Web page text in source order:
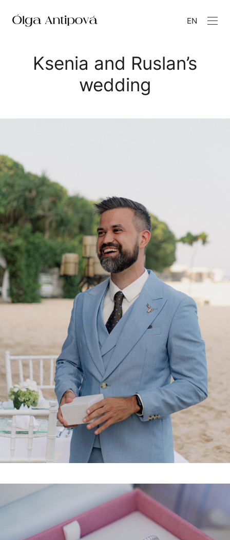
EN
Ksenia and Ruslan’s
wedding